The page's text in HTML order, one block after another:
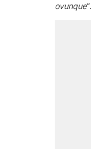
ovunque“.